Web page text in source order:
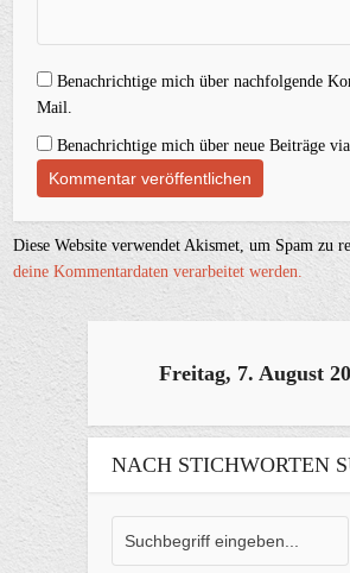
Benachrichtige mich über nachfolgende
Mail.
Benachrichtige mich über neue Beiträge
Diese Website verwendet Akismet, um Spam zu
deine Kommentardaten verarbeitet werden.
Freitag, 7. August
NACH STICHWORTEN